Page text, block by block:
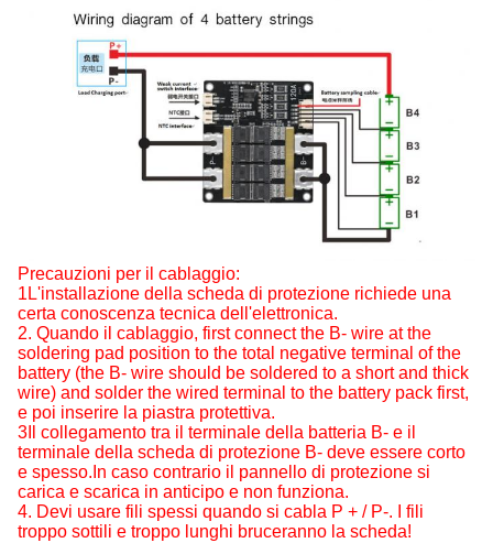
Precauzioni per il cablaggio:
1L'installazione della scheda di protezione richiede una
certa conoscenza tecnica dell'elettronica.
2. Quando il cablaggio, first connect the B- wire at the
soldering pad position to the total negative terminal of the
battery (the B- wire should be soldered to a short and thick
wire) and solder the wired terminal to the battery pack first,
e poi inserire la piastra protettiva.
3Il collegamento tra il terminale della batteria B- e il
terminale della scheda di protezione B- deve essere corto
e spesso.In caso contrario il pannello di protezione si
carica e scarica in anticipo e non funziona.
4. Devi usare fili spessi quando si cabla P + / P-. I fili
troppo sottili e troppo lunghi bruceranno la scheda!